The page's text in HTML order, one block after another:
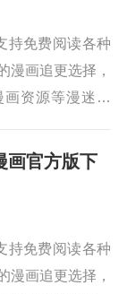
持免费阅读各种
漫画追更选择，
资源等漫迷发
图以及3D动漫
画官方版下
持免费阅读各种
漫画追更选择，